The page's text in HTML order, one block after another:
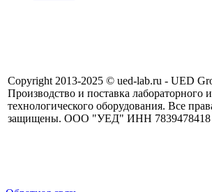
Copyright 2013-2025 © ued-lab.ru - UED
Производство и поставка лабораторного и
технологического оборудования. Все
защищены. ООО "УЕД" ИНН 7839478418